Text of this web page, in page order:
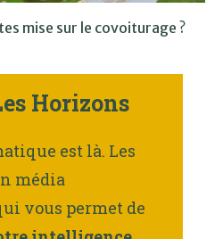
mise sur le covoiturage ?
Horizons
est là. Les
média
vous permet de